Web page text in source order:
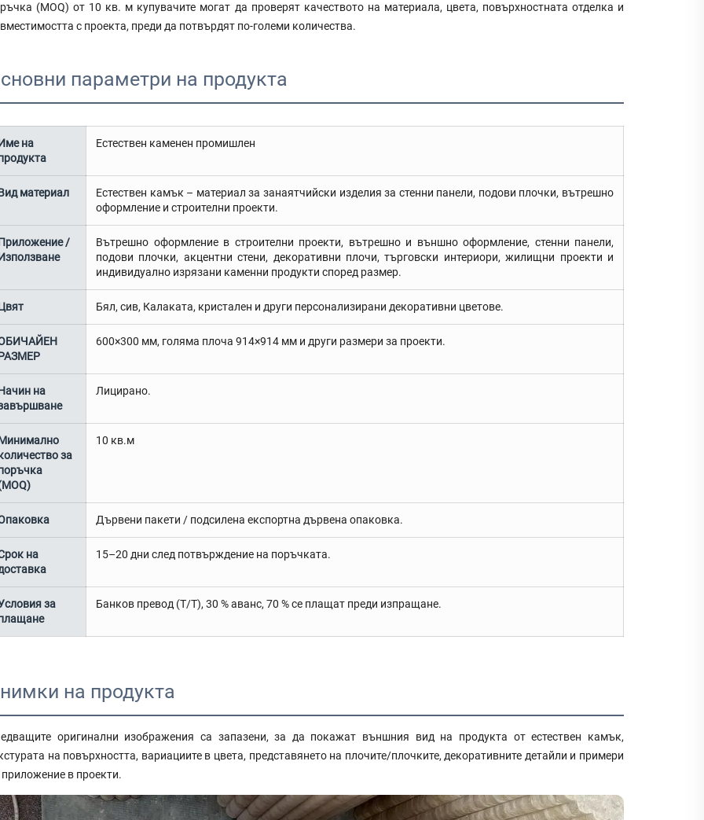
(MOQ) от 10 кв. м купувачите могат да проверят качеството на материала, цвета, повърхностната отделка и
с проекта, преди да потвърдят по-големи количества.
параметри на продукта
на
Естествен каменен промишлен
материал
Естествен камък – материал за занаятчийски изделия за стенни панели, подови плочки, вътрешно
оформление и строителни проекти.
/
Вътрешно оформление в строителни проекти, вътрешно и външно оформление, стенни панели,
подови плочки, акцентни стени, декоративни плочи, търговски интериори, жилищни проекти и
индивидуално изрязани каменни продукти според размер.
Бял, сив, Калаката, кристален и други персонализирани декоративни цветове.
600×300 мм, голяма плоча 914×914 мм и други размери за проекти.
на
Лицирано.
за
10 кв.м
Дървени пакети / подсилена експортна дървена опаковка.
на
15–20 дни след потвърждение на поръчката.
за
Банков превод (T/T), 30 % аванс, 70 % се плащат преди изпращане.
на продукта
оригинални изображения са запазени, за да покажат външния вид на продукта от естествен камък,
на повърхността, вариациите в цвета, представянето на плочите/плочките, декоративните детайли и примери
приложение в проекти.